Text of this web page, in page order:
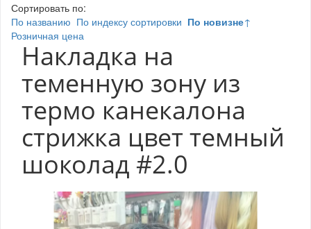
Сортировать по:
По названию По индексу сортировки По новизне↑
Розничная цена
Накладка на
теменную зону из
термо канекалона
стрижка цвет темный
шоколад #2.0